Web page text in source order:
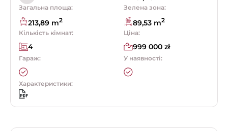
Загальна площа:
213,89 m2
Зелена зона:
89,53 m2
Кількість кімнат:
4
Ціна:
999 000 zł
Гараж: У наявності:
Характеристики: